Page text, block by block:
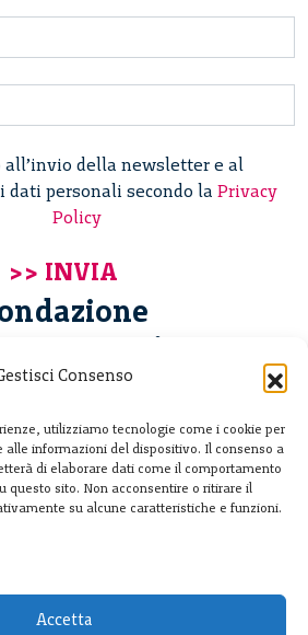
Consenso
utilizziamo tecnologie come i cookie per
alle informazioni del dispositivo. Il consenso a
di elaborare dati come il comportamento
questo sito. Non acconsentire o ritirare il
su alcune caratteristiche e funzioni.
Accetta
all’invio della newsletter e al
personali secondo la Privacy
Policy
Bassetti ETS
Milano - Italia
+39 02 781933
+ 39 02 76392030
12520270153